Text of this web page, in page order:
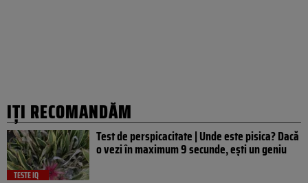
IȚI RECOMANDĂM
TESTE IQ
Test de perspicacitate | Unde este pisica? Dacă
o vezi în maximum 9 secunde, ești un geniu